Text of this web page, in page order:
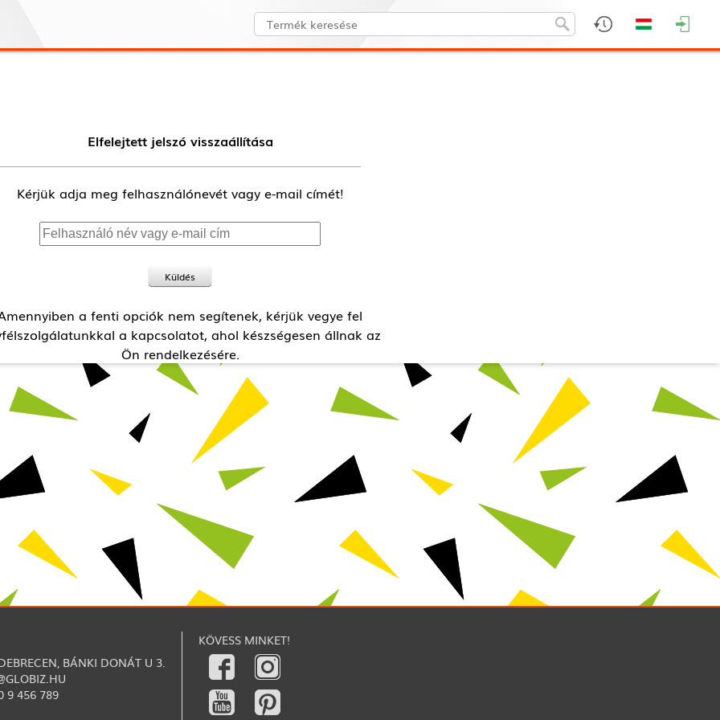
Elfelejtett jelszó visszaállítása
Kérjük adja meg felhasználónevét vagy e-mail címét!
Küldés
a fenti opciók nem segítenek, kérjük vegye fel
a kapcsolatot, ahol készségesen állnak az
Ön rendelkezésére.
BÁNKI DONÁT U 3.
9 456 789
KÖVESS MINKET!